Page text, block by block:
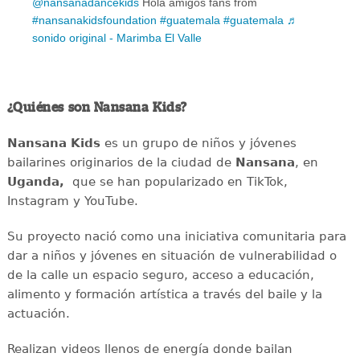
#nansanakidsfoundation #guatemala #guatemala ♬
sonido original - Marimba El Valle
¿Quiénes son Nansana Kids?
Nansana Kidses un grupo de niños y jóvenes
bailarines originarios de la ciudad de Nansana, en
Uganda, que se han popularizado en TikTok,
Instagram y YouTube.
Su proyecto nació como una iniciativa comunitaria para
dar a niños y jóvenes en situación de vulnerabilidad o
de la calle un espacio seguro, acceso a educación,
alimento y formación artística a través del baile y la
actuación.
Realizan videos llenos de energía donde bailan